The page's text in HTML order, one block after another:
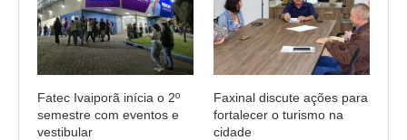
Fatec Ivaiporã inícia o 2º
semestre com eventos e
vestibular
Faxinal discute ações para
fortalecer o turismo na
cidade